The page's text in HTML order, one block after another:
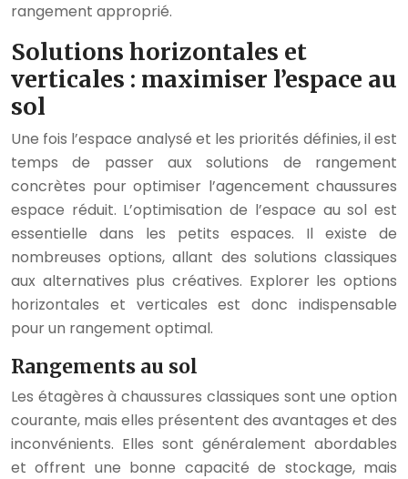
rangement approprié.
Solutions horizontales et
verticales : maximiser l’espace au
sol
Une fois l’espace analysé et les priorités définies, il est
temps de passer aux solutions de rangement
concrètes pour optimiser l’agencement chaussures
espace réduit. L’optimisation de l’espace au sol est
essentielle dans les petits espaces. Il existe de
nombreuses options, allant des solutions classiques
aux alternatives plus créatives. Explorer les options
horizontales et verticales est donc indispensable
pour un rangement optimal.
Rangements au sol
Les étagères à chaussures classiques sont une option
courante, mais elles présentent des avantages et des
inconvénients. Elles sont généralement abordables
et offrent une bonne capacité de stockage, mais